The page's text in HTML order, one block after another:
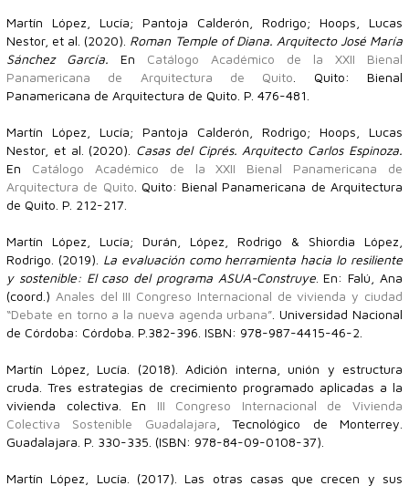
Martín López, Lucía; Pantoja Calderón, Rodrigo; Hoops, Lucas
Nestor, et al. (2020). Roman Temple of Diana. Arquitecto José María
Sánchez García. En Catálogo Académico de la XXII Bienal
Panamericana de Arquitectura de Quito . Quito: Bienal
Panamericana de Arquitectura de Quito. P. 476-481.
Martín López, Lucía; Pantoja Calderón, Rodrigo; Hoops, Lucas
Nestor, et al. (2020). Casas del Ciprés. Arquitecto Carlos Espinoza.
En Catálogo Académico de la XXII Bienal Panamericana de
Arquitectura de Quito . Quito: Bienal Panamericana de Arquitectura
de Quito. P. 212-217.
Martín López, Lucía; Durán, López, Rodrigo & Shiordia López,
Rodrigo. (2019). La evaluación como herramienta hacia lo resiliente
y sostenible: El caso del programa ASUA-Construye. En: Falú, Ana
(coord.) Anales del III Congreso Internacional de vivienda y ciudad
“Debate en torno a la nueva agenda urbana” . Universidad Nacional
de Córdoba: Córdoba. P.382-396. ISBN: 978-987-4415-46-2.
Martín López, Lucía. (2018). Adición interna, unión y estructura
cruda. Tres estrategias de crecimiento programado aplicadas a la
vivienda colectiva. En III Congreso Internacional de Vivienda
Colectiva Sostenible Guadalajara , Tecnológico de Monterrey.
Guadalajara. P. 330-335. (ISBN: 978-84-09-0108-37).
Martín López, Lucía. (2017). Las otras casas que crecen y sus